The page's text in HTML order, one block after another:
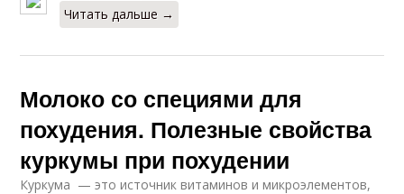
Читать дальше →
Молоко со специями для
похудения. Полезные свойства
куркумы при похудении
Куркума — это источник витаминов и микроэлементов,